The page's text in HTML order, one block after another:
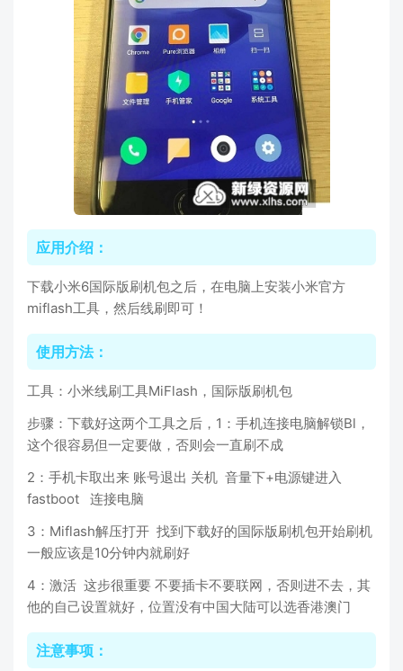
应用介绍：
下载小米6国际版刷机包之后，在电脑上安装小米官方
miflash工具，然后线刷即可！
使用方法：
工具：小米线刷工具MiFlash，国际版刷机包
步骤：下载好这两个工具之后，1：手机连接电脑解锁Bl，
这个很容易但一定要做，否则会一直刷不成
2：手机卡取出来 账号退出 关机 音量下+电源键进入
fastboot 连接电脑
3：Miflash解压打开 找到下载好的国际版刷机包开始刷机
一般应该是10分钟内就刷好
4：激活 这步很重要 不要插卡不要联网，否则进不去，其
他的自己设置就好，位置没有中国大陆可以选香港澳门
注意事项：